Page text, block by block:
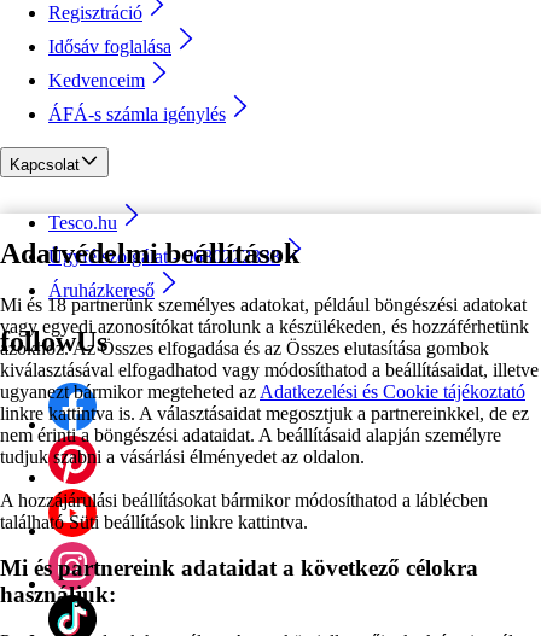
Adatvédelmi beállítások
Mi és 18 partnerünk személyes adatokat, például böngészési adatokat
vagy egyedi azonosítókat tárolunk a készülékeden, és hozzáférhetünk
azokhoz. Az Összes elfogadása és az Összes elutasítása gombok
kiválasztásával elfogadhatod vagy módosíthatod a beállításaidat, illetve
ugyanezt bármikor megteheted az Adatkezelési és Cookie tájékoztató
linkre kattintva is. A választásaidat megosztjuk a partnereinkkel, de ez
nem érinti a böngészési adataidat. A beállításaid alapján személyre
tudjuk szabni a vásárlási élményedet az oldalon.
A hozzájárulási beállításokat bármikor módosíthatod a láblécben
található Süti beállítások linkre kattintva.
Mi és partnereink adataidat a következő célokra
használjuk:
Regisztráció
Idősáv foglalása
Kedvenceim
ÁFÁ-s számla igénylés
Kapcsolat
Tesco.hu
Ügyfélszolgálat - 0680222333
Áruházkereső
followUs